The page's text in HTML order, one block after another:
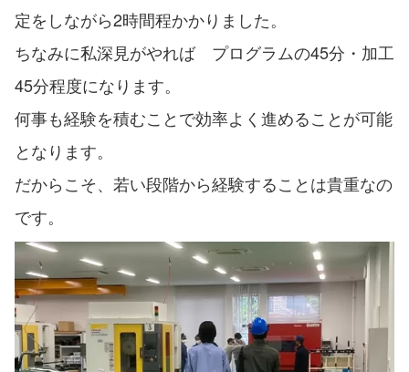
定をしながら2時間程かかりました。
ちなみに私深見がやれば プログラムの45分・加工
45分程度になります。
何事も経験を積むことで効率よく進めることが可能
となります。
だからこそ、若い段階から経験することは貴重なの
です。